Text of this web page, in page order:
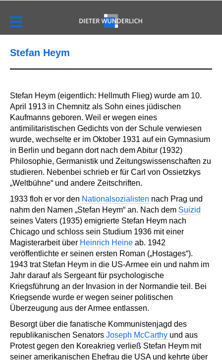
Stefan Heym
Stefan Heym (eigentlich: Hellmuth Flieg) wurde am 10.
April 1913 in Chemnitz als Sohn eines jüdischen
Kaufmanns geboren. Weil er wegen eines
antimilitaristischen Gedichts von der Schule verwiesen
wurde, wechselte er im Oktober 1931 auf ein Gymnasium
in Berlin und begann dort nach dem Abitur (1932)
Philosophie, Germanistik und Zeitungswissenschaften zu
studieren. Nebenbei schrieb er für Carl von Ossietzkys
„Weltbühne“ und andere Zeitschriften.
1933 floh er vor den Nationalsozialisten nach Prag und
nahm den Namen „Stefan Heym“ an. Nach dem Suizid
seines Vaters (1935) emigrierte Stefan Heym nach
Chicago und schloss sein Studium 1936 mit einer
Magisterarbeit über Heinrich Heine ab. 1942
veröffentlichte er seinen ersten Roman („Hostages“).
1943 trat Stefan Heym in die US-Armee ein und nahm im
Jahr darauf als Sergeant für psychologische
Kriegsführung an der Invasion in der Normandie teil. Bei
Kriegsende wurde er wegen seiner politischen
Überzeugung aus der Armee entlassen.
Besorgt über die fanatische Kommunistenjagd des
republikanischen Senators Joseph McCarthy und aus
Protest gegen den Koreakrieg verließ Stefan Heym mit
seiner amerikanischen Ehefrau die USA und kehrte über